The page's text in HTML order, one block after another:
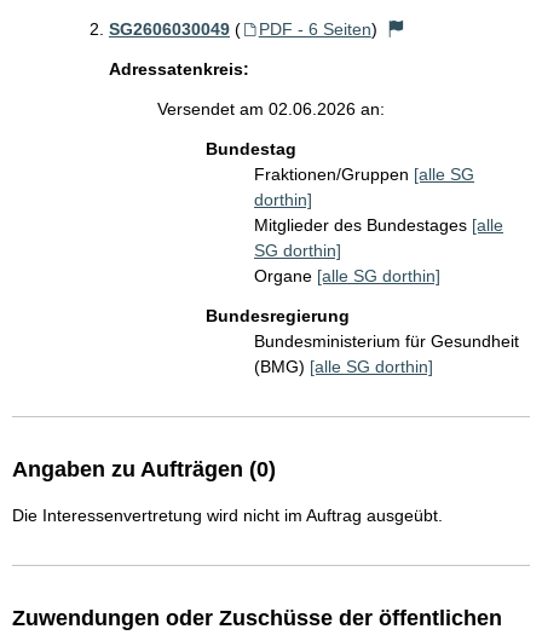
SG2606030049 ( PDF - 6 Seiten)
Adressatenkreis:
Versendet am 02.06.2026 an:
Bundestag
Fraktionen/Gruppen [alle SG
dorthin]
Mitglieder des Bundestages [alle
SG dorthin]
Organe [alle SG dorthin]
Bundesregierung
Bundesministerium für Gesundheit
(BMG) [alle SG dorthin]
Angaben zu Aufträgen (0)
Die Interessenvertretung wird nicht im Auftrag ausgeübt.
Zuwendungen oder Zuschüsse der öffentlichen